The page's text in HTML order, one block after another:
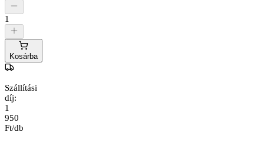
1
Kosárba
Szállítási
díj:
1
950
Ft/db